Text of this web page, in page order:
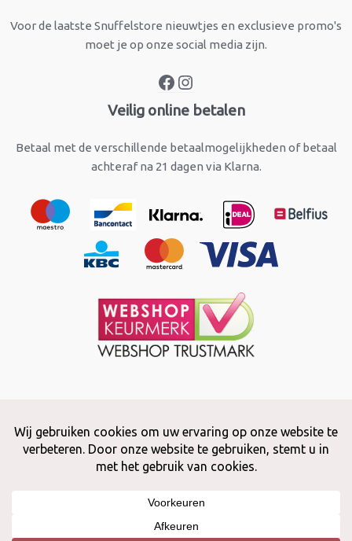
Voor de laatste Snuffelstore nieuwtjes en exclusieve promo's
moet je op onze social media zijn.
Veilig online betalen
Betaal met de verschillende betaalmogelijkheden of betaal
achteraf na 21 dagen via Klarna.
Copyright © 2026 Snuffelstore
Adax BV - 0032 (0)50 66 56 51 -info@snuffelstore.be
Created byWeCodeIT